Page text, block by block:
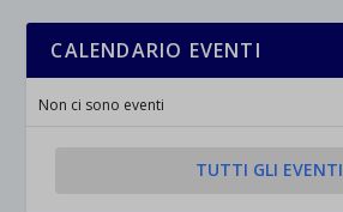
CALENDARIO EVENTI
Non ci sono eventi
TUTTI GLI EVENTI